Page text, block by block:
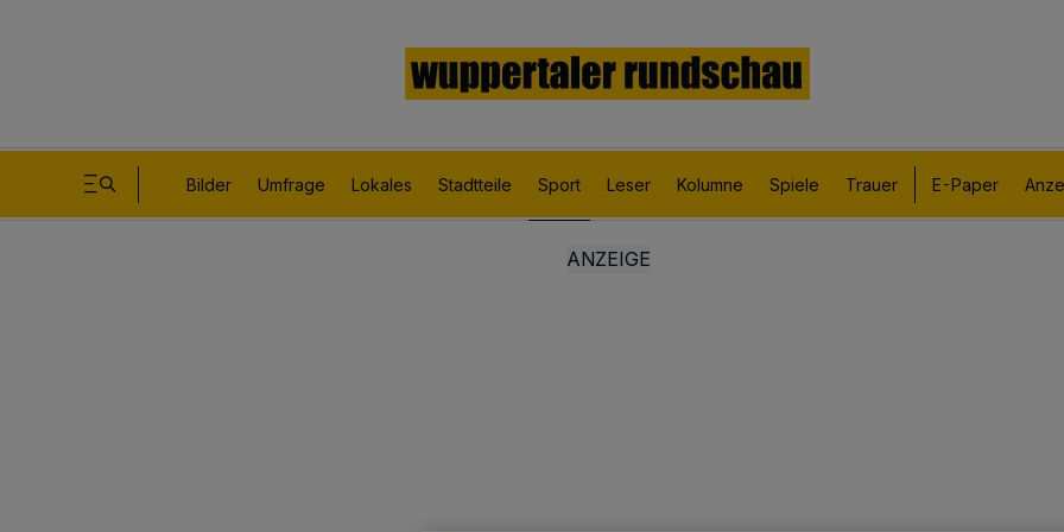
Bilder Umfrage Lokales Stadtteile Sport Leser Kolumne Spiele Trauer E-Paper